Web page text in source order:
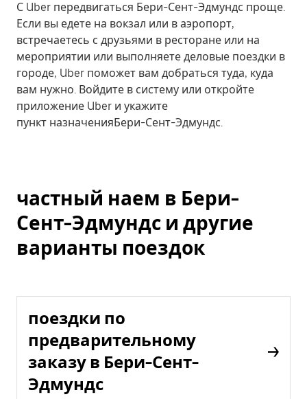
С Uber передвигаться Бери-Сент-Эдмундс проще.
Если вы едете на вокзал или в аэропорт,
встречаетесь с друзьями в ресторане или на
мероприятии или выполняете деловые поездки в
городе, Uber поможет вам добраться туда, куда
вам нужно. Войдите в систему или откройте
приложение Uber и укажите
пункт назначенияБери-Сент-Эдмундс.
частный наем в Бери-
Сент-Эдмундс и другие
варианты поездок
поездки по
предварительному
заказу в Бери-Сент-
Эдмундс